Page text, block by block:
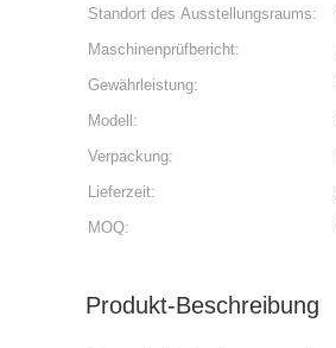
Standort des Ausstellungsraums:
Maschinenprüfbericht:
Gewährleistung:
Modell:
Verpackung:
Lieferzeit:
MOQ:
Produkt-Beschreibung